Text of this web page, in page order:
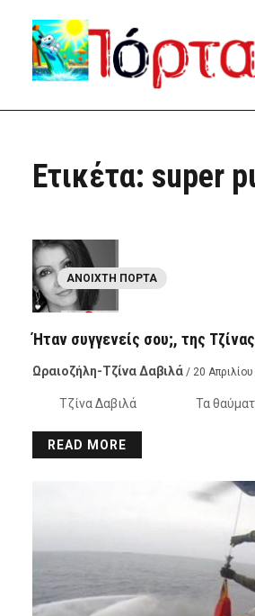
Ετικέτα: super
ΑΝΟΙΧΤΉ ΠΌΡΤΑ
Ήταν συγγενείς σου;, της
Ωραιοζήλη-Τζίνα Δαβιλά / 20
Τζίνα Δαβιλά Τα θαύματα
READ MORE